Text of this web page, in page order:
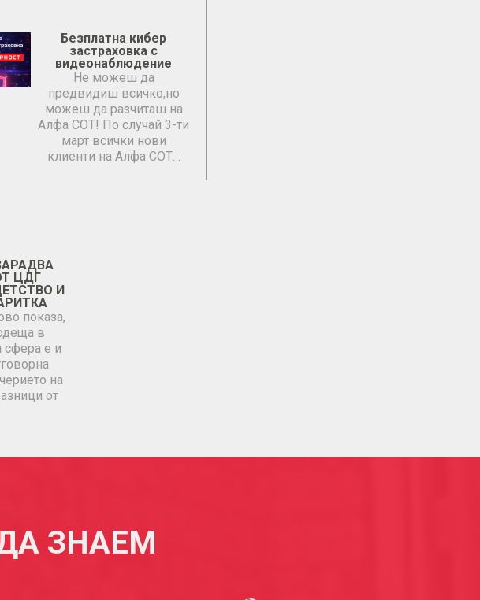
Безплатна кибер
застраховка с
видеонаблюдение
Не можеш да
предвидиш всичко,но
можеш да разчиташ на
Алфа СОТ! По случай 3-ти
март всички нови
клиенти на Алфа СОТ…
ЦДГ
И
показа,
в
сфера е и
на
от
ЗНАЕМ